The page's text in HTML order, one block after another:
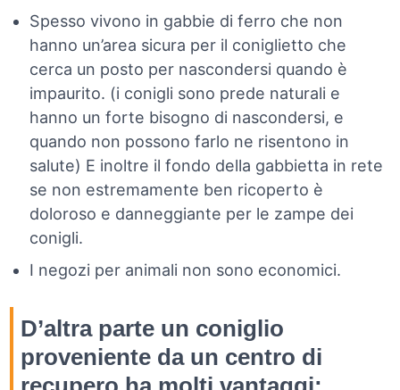
Spesso vivono in gabbie di ferro che non
hanno un’area sicura per il coniglietto che
cerca un posto per nascondersi quando è
impaurito. (i conigli sono prede naturali e
hanno un forte bisogno di nascondersi, e
quando non possono farlo ne risentono in
salute) E inoltre il fondo della gabbietta in rete
se non estremamente ben ricoperto è
doloroso e danneggiante per le zampe dei
conigli.
I negozi per animali non sono economici.
D’altra parte un coniglio
proveniente da un centro di